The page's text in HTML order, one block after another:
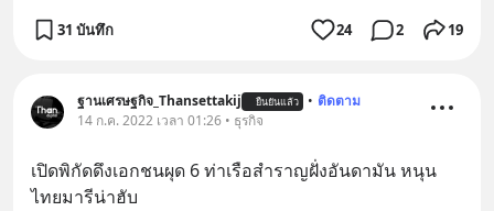
31 บันทึก 24 2 19
ฐานเศรษฐกิจ_Thansettakij ยืนยันแล้ว • ติดตาม
14 ก.ค. 2022 เวลา 01:26 • ธุรกิจ
เปิดพิกัดดึงเอกชนผุด 6 ท่าเรือสำราญฝั่งอันดามัน หนุน
ไทยมารีน่าฮับ